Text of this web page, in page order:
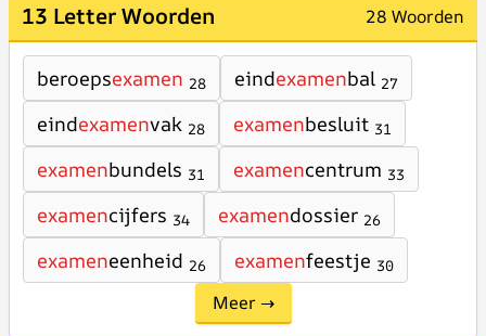
13 Letter Woorden 28 Woorden
beroepsexamen 28 eindexamenbal 27
eindexamenvak 28 examenbesluit 31
examenbundels 31 examencentrum 33
examencijfers 34 examendossier 26
exameneenheid 26 examenfeestje 30
Meer →